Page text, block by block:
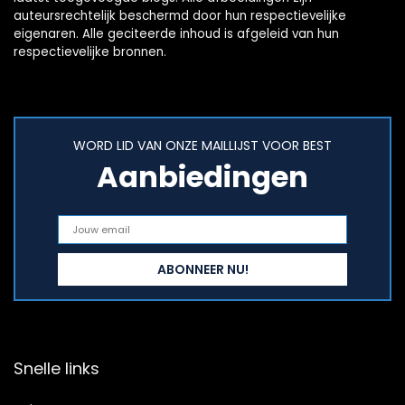
auteursrechtelijk beschermd door hun respectievelijke
eigenaren. Alle geciteerde inhoud is afgeleid van hun
respectievelijke bronnen.
WORD LID VAN ONZE MAILLIJST VOOR BEST
Aanbiedingen
Snelle links